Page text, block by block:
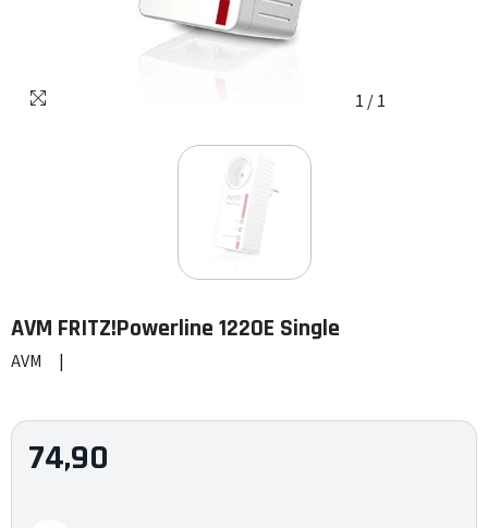
AVM FRITZ!Powerline 1220E Single
AVM |
1 / 1
74,90